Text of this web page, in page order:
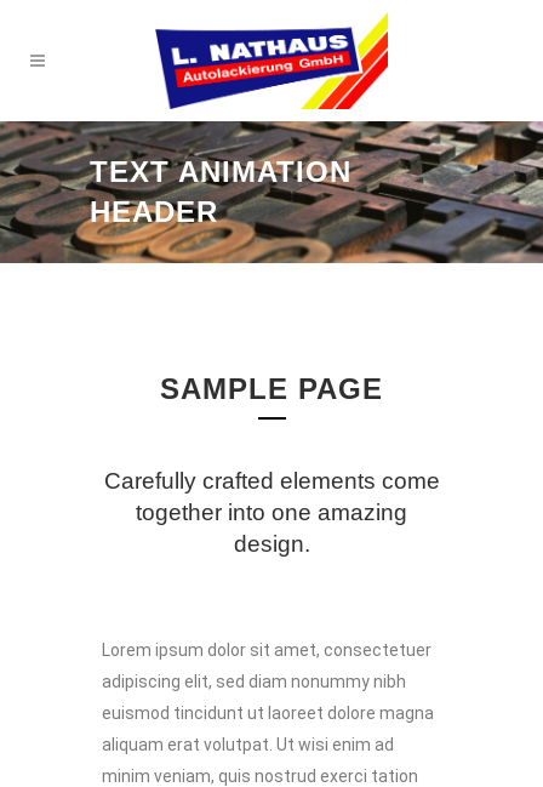
TEXT ANIMATION
HEADER
SAMPLE PAGE
Carefully crafted elements come
together into one amazing
design.
Lorem ipsum dolor sit amet, consectetuer
adipiscing elit, sed diam nonummy nibh
euismod tincidunt ut laoreet dolore magna
aliquam erat volutpat. Ut wisi enim ad
minim veniam, quis nostrud exerci tation